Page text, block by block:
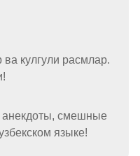
кулгули расмлар.
анекдоты, смешные
языке!